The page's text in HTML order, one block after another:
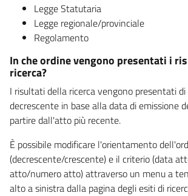
Legge Statutaria
Legge regionale/provinciale
Regolamento
In che ordine vengono presentati i
ricerca?
I risultati della ricerca vengono presentati
decrescente in base alla data di emissione
partire dall'atto più recente.
È possibile modificare l'orientamento
(decrescente/crescente) e il criterio (data
atto/numero atto) attraverso un menu a
alto a sinistra dalla pagina degli esiti di